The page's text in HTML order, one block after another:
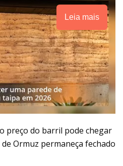
Leia mais
preço do barril pode chegar
Ormuz permaneça fechado